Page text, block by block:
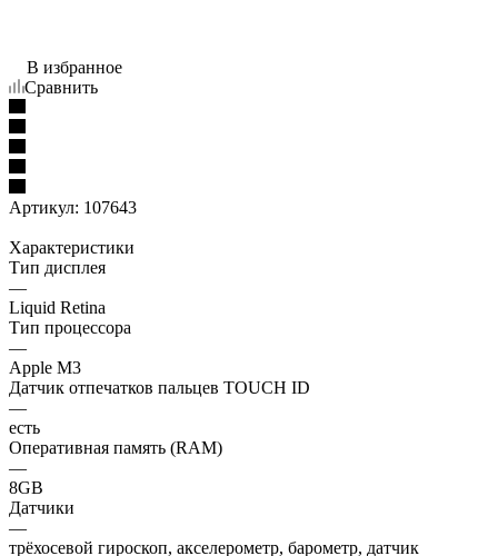
В избранное
Сравнить
Артикул: 107643
Характеристики
Тип дисплея
—
Liquid Retina
Тип процессора
—
Apple M3
Датчик отпечатков пальцев TOUCH ID
—
есть
Оперативная память (RAM)
—
8GB
Датчики
—
трёхосевой гироскоп, акселерометр, барометр, датчик